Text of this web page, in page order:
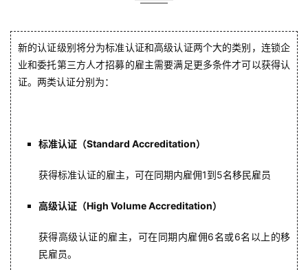
民
新的认证级别将分为标准认证和高级认证两个大的类别，连锁企
业和委托第三方人才招募的雇主需要满足更多条件才可以获得认
证。 两类认证分别为：
标准认证（Standard Accreditation）
获得标准认证的雇主，可在同期内雇佣1到5名移民雇员
高级认证（High Volume Accreditation）
获得高级认证的雇主，可在同期内雇佣6名或6名以上的移
民雇员。